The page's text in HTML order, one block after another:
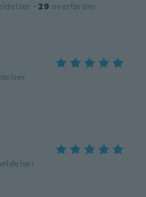
· 29 overførsler